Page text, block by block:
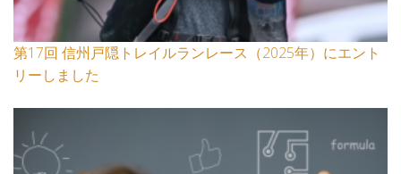
第17回 信州戸隠トレイルランレース（2025年）にエント
リーしました